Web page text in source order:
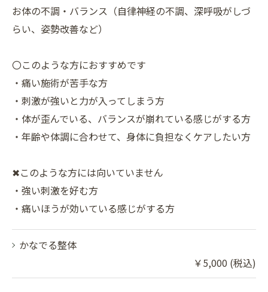
お体の不調・バランス（自律神経の不調、深呼吸がしづ
らい、姿勢改善など）
〇このような方におすすめです
・痛い施術が苦手な方
・刺激が強いと力が入ってしまう方
・体が歪んでいる、バランスが崩れている感じがする方
・年齢や体調に合わせて、身体に負担なくケアしたい方
✖このような方には向いていません
・強い刺激を好む方
・痛いほうが効いている感じがする方
かなでる整体
￥5,000 (税込)